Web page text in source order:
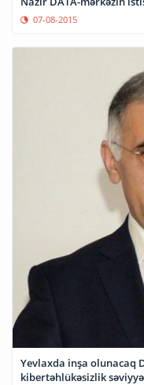
07-08-2015
Yevlaxda inşa olunacaq
kibertəhlükəsizlik